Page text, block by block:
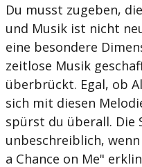
Du musst zugeben,
und Musik ist nicht
eine besondere
zeitlose Musik
überbrückt. Egal, ob
sich mit diesen
spürst du überall. Die
unbeschreiblich,
a Chance on Me"